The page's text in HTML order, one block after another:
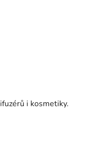
i kosmetiky.